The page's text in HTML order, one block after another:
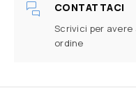
CONTATTACI
Scrivici per
ordine